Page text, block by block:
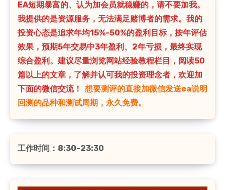
EA短期暴富的、认为加会员就稳赚的，请不要加我。
我提供的是资源服务，无法满足赌博者的需求。我的
投资心态是追求年均15%-50%的盈利目标，按年评估
效果，预期5年交易中3年盈利、2年亏损，最终实现
综合盈利。建议尽量浏览网站经验教程栏目，阅读50
篇以上的文章，了解并认可我的投资理念者，欢迎加
下面的微信交流！
想要测评的直接加微信发送ea说明
回测的品种和测试周期，永久免费。
工作时间：8:30-23:30